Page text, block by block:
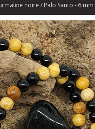
noire / Palo Santo - 6 mm